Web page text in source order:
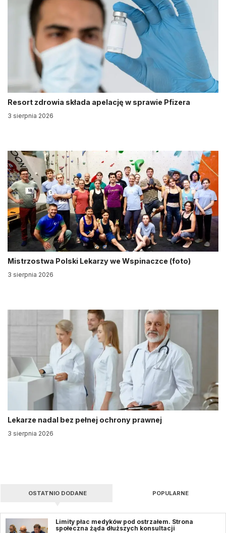
Resort zdrowia składa apelację w sprawie Pfizera
3 sierpnia 2026
Mistrzostwa Polski Lekarzy we Wspinaczce (foto)
3 sierpnia 2026
Lekarze nadal bez pełnej ochrony prawnej
3 sierpnia 2026
OSTATNIO DODANE POPULARNE
Limity płac medyków pod ostrzałem. Strona
społeczna żąda dłuższych konsultacji